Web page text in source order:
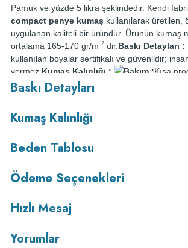
Pamuk ve yüzde 5 likra şeklindedir. Kendi
compact penye kumaş kullanılarak üretilen,
uygulanan kaliteli bir üründür. Ürünün kumaş
ortalama 165-170 gr/m 2 dir. Baskı Detayları :
kullanılan boyalar sertifikalı ve güvenlidir;
vermez. Kumaş Kalınlığı : Bakım :Kısa
maksimum 30 C sıcaklıkta ve tersten yıkanır.
Kurutma makinesinde kurutulmaz.
Baskı Detayları
Kumaş Kalınlığı
Beden Tablosu
Ödeme Seçenekleri
Hızlı Mesaj
Yorumlar